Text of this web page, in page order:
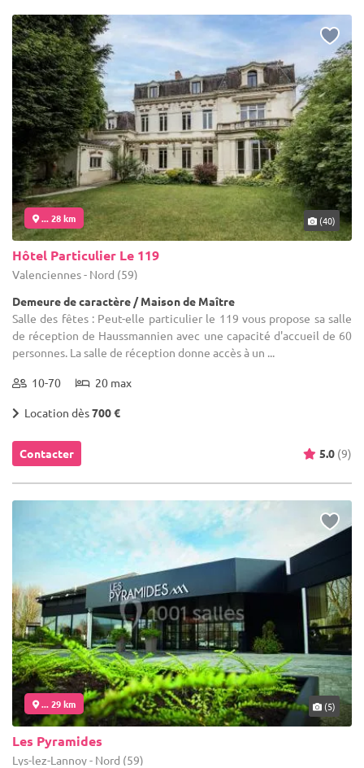
... 28 km (40)
Hôtel Particulier Le 119
Valenciennes - Nord (59)
Demeure de caractère / Maison de Maître
Salle des fêtes : Peut-elle particulier le 119 vous propose sa salle
de réception de Haussmannien avec une capacité d'accueil de 60
personnes. La salle de réception donne accès à un ...
10-70 20 max
Location dès700 €
Contacter 5.0 (9)
... 29 km (5)
Les Pyramides
Lys-lez-Lannoy - Nord (59)